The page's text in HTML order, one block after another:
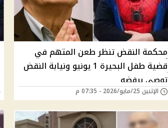
محكمة النقض تنظر طعن المتهم في
قضية طفل البحيرة 1 يونيو ونيابة النقض
توصي برفضه
الإثنين 25/مايو/2026 - 07:35 م